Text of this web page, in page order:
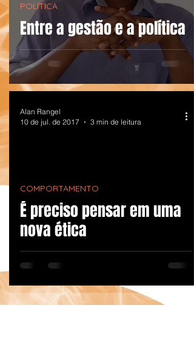
Entre a gestão e a política
POLÍTICA
É preciso pensar em uma
nova ética
COMPORTAMENTO
Alan Rangel
10 de jul. de 2017
3 min de leitura